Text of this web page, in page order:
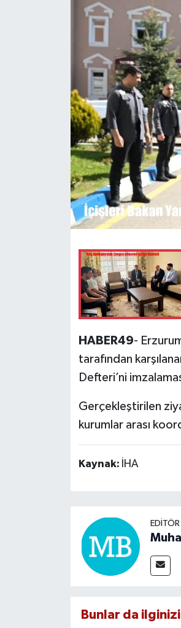
HABER49-
tarafından
Defteri’ni
Gerçekleştirilen
kurumlar arası
Kaynak: İHA
Bunlar da
Kültür Sanat
Hasköy
Bulanık